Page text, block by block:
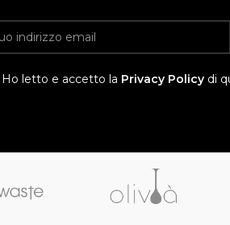
Ho letto e accetto la Privacy Policydi